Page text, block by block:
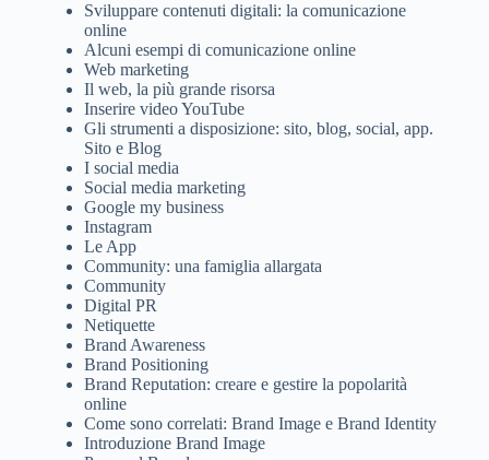
Sviluppare contenuti digitali: la comunicazione
online
Alcuni esempi di comunicazione online
Web marketing
Il web, la più grande risorsa
Inserire video YouTube
Gli strumenti a disposizione: sito, blog, social, app.
Sito e Blog
I social media
Social media marketing
Google my business
Instagram
Le App
Community: una famiglia allargata
Community
Digital PR
Netiquette
Brand Awareness
Brand Positioning
Brand Reputation: creare e gestire la popolarità
online
Come sono correlati: Brand Image e Brand Identity
Introduzione Brand Image